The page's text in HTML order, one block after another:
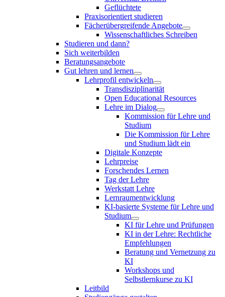
Geflüchtete
Praxisorientiert studieren
Fächerübergreifende Angebote
Wissenschaftliches Schreiben
Studieren und dann?
Sich weiterbilden
Beratungsangebote
Gut lehren und lernen
Lehrprofil entwickeln
Transdisziplinarität
Open Educational Resources
Lehre im Dialog
Kommission für Lehre und
Studium
Die Kommission für Lehre
und Studium lädt ein
Digitale Konzepte
Lehrpreise
Forschendes Lernen
Tag der Lehre
Werkstatt Lehre
Lernraumentwicklung
KI-basierte Systeme für Lehre und
Studium
KI für Lehre und Prüfungen
KI in der Lehre: Rechtliche
Empfehlungen
Beratung und Vernetzung zu
KI
Workshops und
Selbstlernkurse zu KI
Leitbild